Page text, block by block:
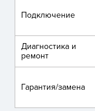
Подключение
Диагностика и
ремонт
Гарантия/замена